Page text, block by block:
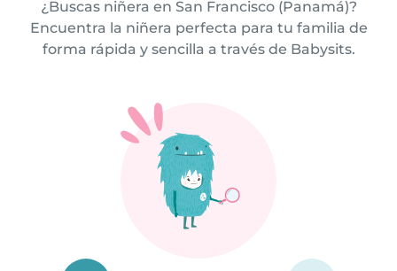
¿Buscas niñera en San Francisco (Panamá)?
Encuentra la niñera perfecta para tu familia de
forma rápida y sencilla a través de Babysits.